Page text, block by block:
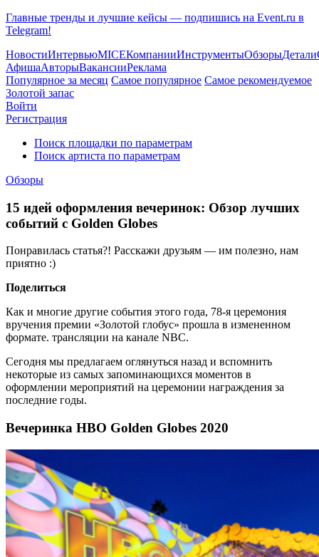
Главные тренды и лучшие кейсы — подпишись на Event.ru в
Telegram!
НовостиИнтервьюMICEКомпанииИнструментыОбзорыДетали
АфишаАвторыВакансииРеклама
Популярное за месяц Самое популярное Самое рекомендуемое
Золотой запас
Войти
Регистрация
Поиск площадки по параметрам
Поиск артиста по параметрам
Обзоры
15 идей оформления вечеринок: Обзор лучших
событий с Golden Globes
Понравилась статья?! Расскажи друзьям — им полезно, нам
приятно :)
Поделиться
Как и многие другие события этого года, 78-я церемония
вручения премии «Золотой глобус» прошла в измененном
формате. трансляции на канале NBC.
Сегодня мы предлагаем оглянуться назад и вспомнить
некоторые из самых запоминающихся моментов в
оформлении мероприятий на церемонии награждения за
последние годы.
Вечеринка HBO Golden Globes 2020